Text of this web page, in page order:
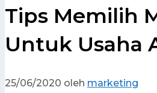
Tips Memilih
Untuk Usaha
25/06/2020 oleh marketing